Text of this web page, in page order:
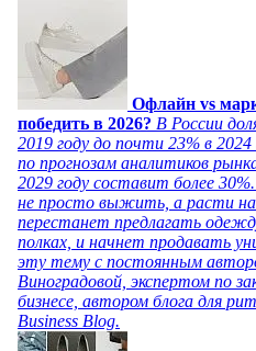
Офлайн vs
победить в 2026? В России
2019 году до почти 23% в
по прогнозам аналитиков
2029 году составит более
не просто выжить, а расти на
перестанет предлагать
полках, и начнет продавать
эту тему с постоянным
Виноградовой, экспертом по
бизнесе, автором блога для
Business Blog.